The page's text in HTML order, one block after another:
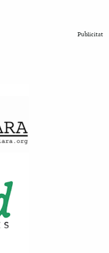
Publicitat